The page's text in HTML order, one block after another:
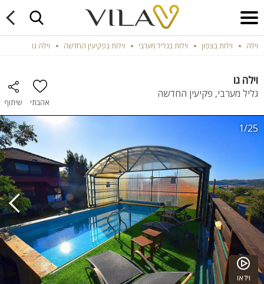
וילה וילות בצפון וילות בגליל מערבי וילות בפקיעין החדשה וילה גו
וילה גו
גליל מערבי, פקיעין החדשה
אהבתי שיתוף
וידאו
1/25